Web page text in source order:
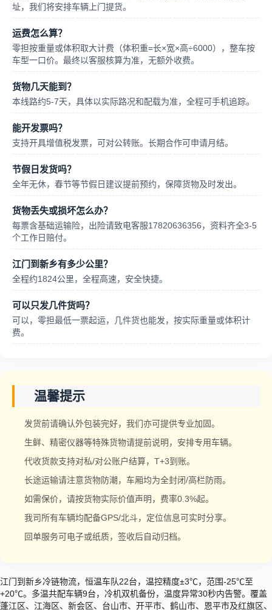
址，我们将安排车辆上门提货。
运费怎么算？
零担按重量或体积取大计费（体积重=长×宽×高÷6000），整车按
车型一口价。最终以客服核算为准，无额外收费。
货物几天能到？
本线路约5-7天，具体以实际路况和配载为准，全程可手机追踪。
能开发票吗？
支持开具增值税发票，可对公转账。长期合作可申请月结。
节假日发货吗？
全年无休，春节等节假日建议提前预约，保障货物及时发出。
货物丢失或损坏怎么办？
每票含基础运输险，出险请致电客服17820636356，资料齐全3-5
个工作日赔付。
江门到新乡有多少公里？
全程约1824公里，全程高速，安全快捷。
可以只发几件货吗？
可以，零担最低一票起运，几件货也能发，按实际重量或体积计
费。
温馨提示
发货前请确认外包装完好，我们亦可提供专业加固。
生鲜、精密仪器等特殊货物请提前说明，安排专用车辆。
代收货款支持对私/对公账户结算，T+3到账。
长途运输请注意货物防潮，车厢均为全封闭/高栏防雨。
如需保价，请按货物实际价值声明，费率0.3%起。
我司所有车辆均配备GPS/北斗，定位信息可实时分享。
回单服务可电子或纸质，签收后自动归档。
江门到新乡冷链物流，恒温车队22台，温控精度±3℃，范围-25℃至
+20℃。多温共配车辆9台，冷机双机备份，温度异常30秒内告警。覆盖
蓬江区、江海区、新会区、台山市、开平市、鹤山市、恩平市及红旗区、